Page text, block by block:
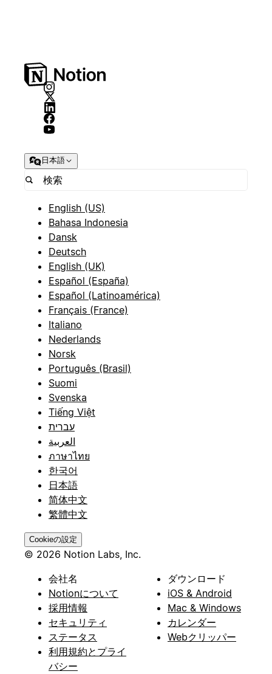
日本語
English (US)
Bahasa Indonesia
Dansk
Deutsch
English (UK)
Español (España)
Español (Latinoamérica)
Français (France)
Italiano
Nederlands
Norsk
Português (Brasil)
Suomi
Svenska
Tiếng Việt
עברית
العربية
ภาษาไทย
한국어
日本語
简体中文
繁體中文
Cookieの設定
© 2026 Notion Labs, Inc.
会社名
Notionについて
採用情報
セキュリティ
ステータス
利用規約とプライ
バシー
ダウンロード
iOS & Android
Mac & Windows
カレンダー
Webクリッパー